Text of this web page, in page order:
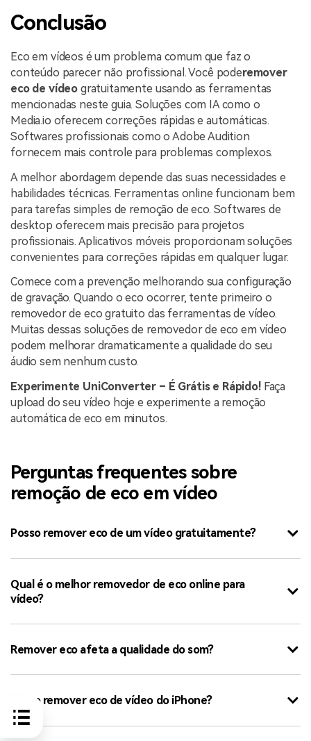
Conclusão
Eco em vídeos é um problema comum que faz o
conteúdo parecer não profissional. Você poderemover
eco de vídeo gratuitamente usando as ferramentas
mencionadas neste guia. Soluções com IA como o
Media.io oferecem correções rápidas e automáticas.
Softwares profissionais como o Adobe Audition
fornecem mais controle para problemas complexos.
A melhor abordagem depende das suas necessidades e
habilidades técnicas. Ferramentas online funcionam bem
para tarefas simples de remoção de eco. Softwares de
desktop oferecem mais precisão para projetos
profissionais. Aplicativos móveis proporcionam soluções
convenientes para correções rápidas em qualquer lugar.
Comece com a prevenção melhorando sua configuração
de gravação. Quando o eco ocorrer, tente primeiro o
removedor de eco gratuito das ferramentas de vídeo.
Muitas dessas soluções de removedor de eco em vídeo
podem melhorar dramaticamente a qualidade do seu
áudio sem nenhum custo.
Experimente UniConverter – É Grátis e Rápido!Faça
upload do seu vídeo hoje e experimente a remoção
automática de eco em minutos.
Perguntas frequentes sobre
remoção de eco em vídeo
Posso remover eco de um vídeo gratuitamente?
Qual é o melhor removedor de eco online para
vídeo?
Remover eco afeta a qualidade do som?
Como remover eco de vídeo do iPhone?